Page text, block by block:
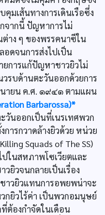
มเส้นทางการเดินเรือซึ่ง
จากนี้ ปัญหาการไม่
าง ๆ ของพรรคนาซีใน
อดจนการส่งไปเป็น
ยการแก้ปัญหาชาวยิวไม่
รบด้านตะวันออกด้วยการ
ายน ค.ศ. ๑๙๔๑ ตามแผน
Barbarossa)*
วันออกเป็นที่เนรเทศพวก
การกวาดล้างยิวด้วย หน่วย
Squads of The SS)
ในสหภาพโซเวียตและ
วยิวจนกลายเป็นเรื่อง
าวยิวแทนการอพยพน่าจะ
กยิวไร้ค่า เป็นพวกอมนุษย์
ต้องกำจัดในเดือน